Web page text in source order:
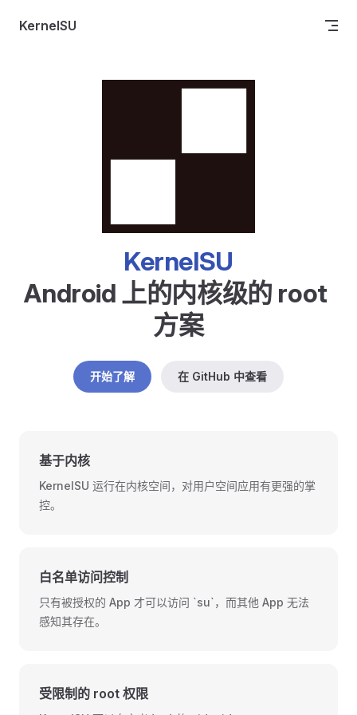
Skip to content
KernelSU
KernelSU
Android 上的内核级的 root
方案
开始了解 在 GitHub 中查看
基于内核
KernelSU 运行在内核空间，对用户空间应用有更强的掌
控。
白名单访问控制
只有被授权的 App 才可以访问 `su`，而其他 App 无法
感知其存在。
受限制的 root 权限